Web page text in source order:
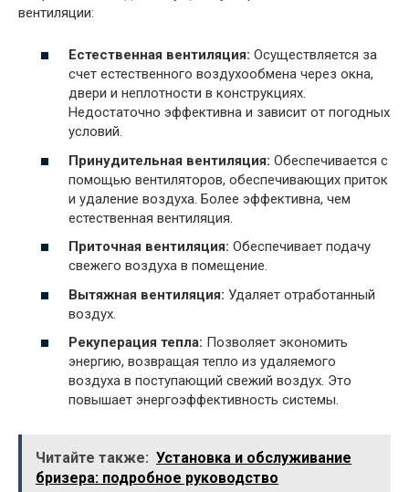
вентиляции:
Естественная вентиляция: Осуществляется за
счет естественного воздухообмена через окна,
двери и неплотности в конструкциях.
Недостаточно эффективна и зависит от погодных
условий.
Принудительная вентиляция: Обеспечивается с
помощью вентиляторов, обеспечивающих приток
и удаление воздуха. Более эффективна, чем
естественная вентиляция.
Приточная вентиляция: Обеспечивает подачу
свежего воздуха в помещение.
Вытяжная вентиляция: Удаляет отработанный
воздух.
Рекуперация тепла: Позволяет экономить
энергию, возвращая тепло из удаляемого
воздуха в поступающий свежий воздух. Это
повышает энергоэффективность системы.
Читайте также: Установка и обслуживание
бризера: подробное руководство